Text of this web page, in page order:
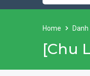
Home
[Chu